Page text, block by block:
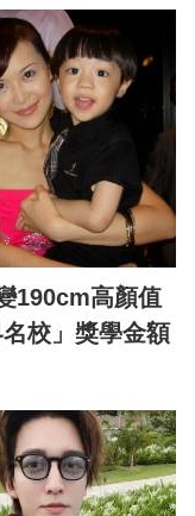
190cm高顏值
校」獎學金額